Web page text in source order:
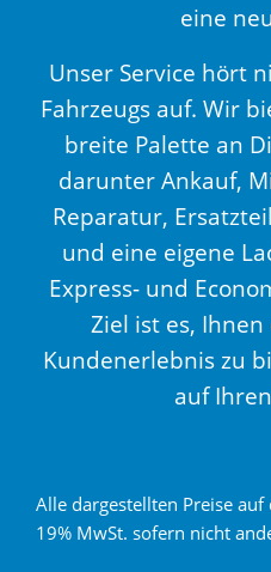
eine
Unser Service hört
Fahrzeugs auf. Wir
breite Palette an
darunter Ankauf,
Reparatur,
und eine eigene
Express- und
Ziel ist es,
Kundenerlebnis zu
auf
Alle dargestellten Preise
19% MwSt. sofern nicht